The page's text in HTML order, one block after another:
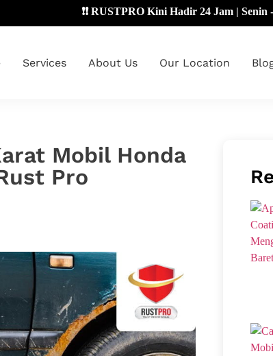
❗❗ RUSTPRO Kini Hadir 24 Jam | Senin - Minggu 🔴
Services About Us Our Location
Mobil Honda
Pro